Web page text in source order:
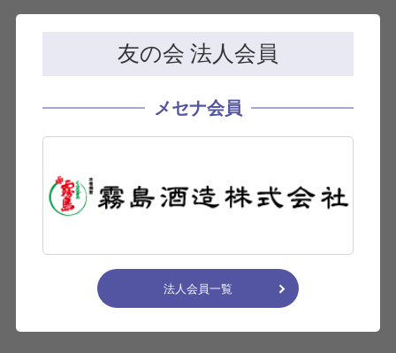
友の会 法人会員
メセナ会員
法人会員一覧